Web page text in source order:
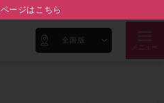
ージはこちら
全国版
メニュー